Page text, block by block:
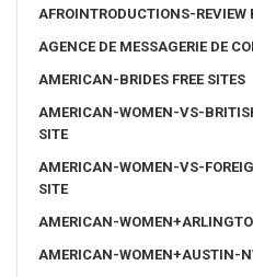
AFROINTRODUCTIONS-REVIEW
AGENCE DE MESSAGERIE DE
AMERICAN-BRIDES FREE SITES
AMERICAN-WOMEN-VS-
SITE
AMERICAN-WOMEN-VS-
SITE
AMERICAN-
AMERICAN-WOMEN+AUSTIN-